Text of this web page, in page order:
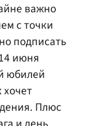
важно
с точки
подписать
июня
юбилей
Плюс